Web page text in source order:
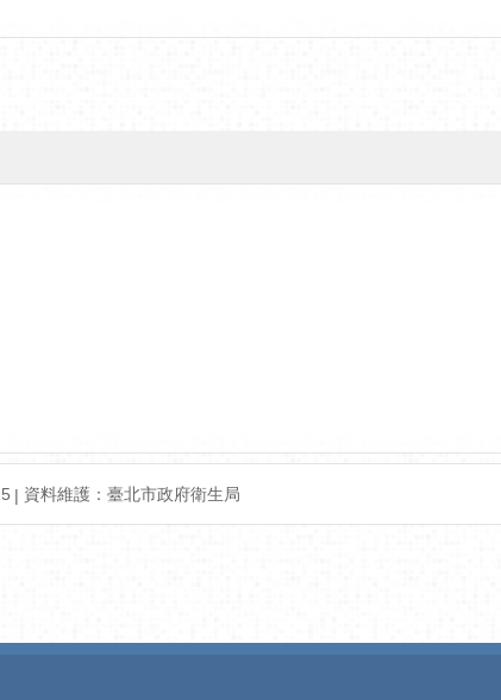
資料維護：臺北市政府衛生局